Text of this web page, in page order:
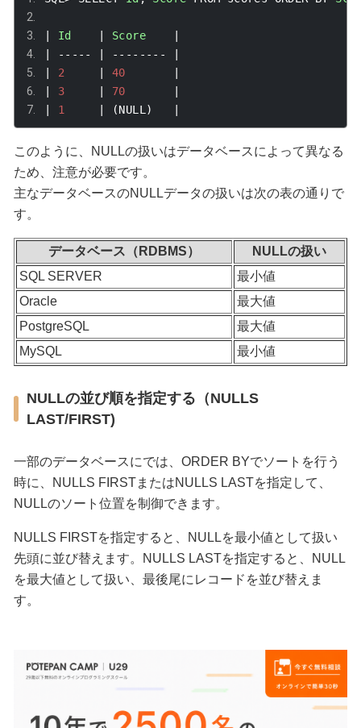
Id Score
----- --------
2 40
3 70
1 (NULL )
このように、 NULLの扱いはデータベースによって異なる
ため、注意が必要です。
主なデータベースのNULLデータの扱いは次の表の通りで
す。
データベース（RDBMS）
NULLの扱い
SQL SERVER
最小値
Oracle
最大値
PostgreSQL
最大値
MySQL
最小値
NULLの並び順を指定する（NULLS
LAST/FIRST)
一部のデータベースにでは、 ORDER BYでソートを行う
時に、
NULLS FIRSTまたはNULLS LASTを指定して、
NULLのソート位置を制御できます。
NULLS FIRSTを指定すると、 NULLを最小値として扱い
先頭に並び替えます。
NULLS LASTを指定すると、
NULL
を最大値として扱い、最後尾にレコードを並び替えま
す。